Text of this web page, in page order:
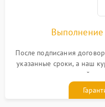
После подписания
указанные сроки, а наш